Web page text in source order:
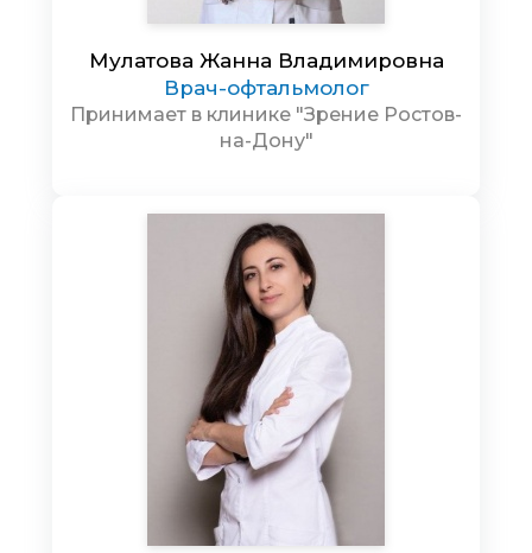
Мулатова Жанна Владимировна
Врач-офтальмолог
Принимает в клинике "Зрение Ростов-
на-Дону"